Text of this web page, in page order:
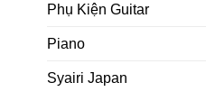
Phụ Kiện Guitar
Piano
Syairi Japan